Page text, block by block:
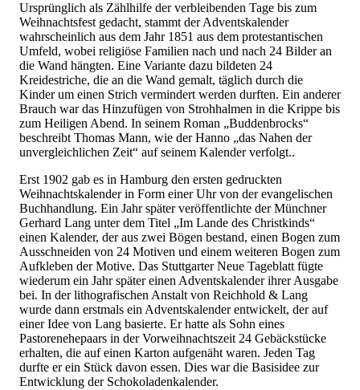
Ursprünglich als Zählhilfe der verbleibenden Tage bis zum
Weihnachtsfest gedacht, stammt der Adventskalender
wahrscheinlich aus dem Jahr 1851 aus dem protestantischen
Umfeld, wobei religiöse Familien nach und nach 24 Bilder an
die Wand hängten. Eine Variante dazu bildeten 24
Kreidestriche, die an die Wand gemalt, täglich durch die
Kinder um einen Strich vermindert werden durften. Ein anderer
Brauch war das Hinzufügen von Strohhalmen in die Krippe bis
zum Heiligen Abend. In seinem Roman „Buddenbrocks“
beschreibt Thomas Mann, wie der Hanno „das Nahen der
unvergleichlichen Zeit“ auf seinem Kalender verfolgt..
Erst 1902 gab es in Hamburg den ersten gedruckten
Weihnachtskalender in Form einer Uhr von der evangelischen
Buchhandlung. Ein Jahr später veröffentlichte der Münchner
Gerhard Lang unter dem Titel „Im Lande des Christkinds“
einen Kalender, der aus zwei Bögen bestand, einen Bogen zum
Ausschneiden von 24 Motiven und einem weiteren Bogen zum
Aufkleben der Motive. Das Stuttgarter Neue Tageblatt fügte
wiederum ein Jahr später einen Adventskalender ihrer Ausgabe
bei. In der lithografischen Anstalt von Reichhold & Lang
wurde dann erstmals ein Adventskalender entwickelt, der auf
einer Idee von Lang basierte. Er hatte als Sohn eines
Pastorenehepaars in der Vorweihnachtszeit 24 Gebäckstücke
erhalten, die auf einen Karton aufgenäht waren. Jeden Tag
durfte er ein Stück davon essen. Dies war die Basisidee zur
Entwicklung der Schokoladenkalender.